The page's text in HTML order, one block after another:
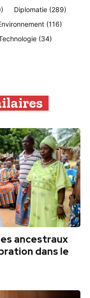
Diplomatie (289)
(116)
(34)
ancestraux
dans le